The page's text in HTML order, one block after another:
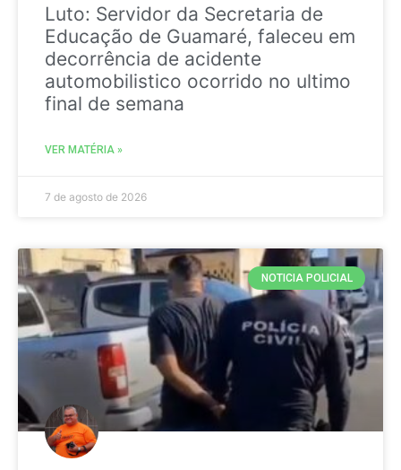
Luto: Servidor da Secretaria de
Educação de Guamaré, faleceu em
decorrência de acidente
automobilistico ocorrido no ultimo
final de semana
VER MATÉRIA »
7 de agosto de 2026
NOTICIA POLICIAL